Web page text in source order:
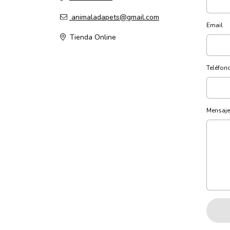
animaladapets@gmail.com
Tienda Online
Email
Mensaje